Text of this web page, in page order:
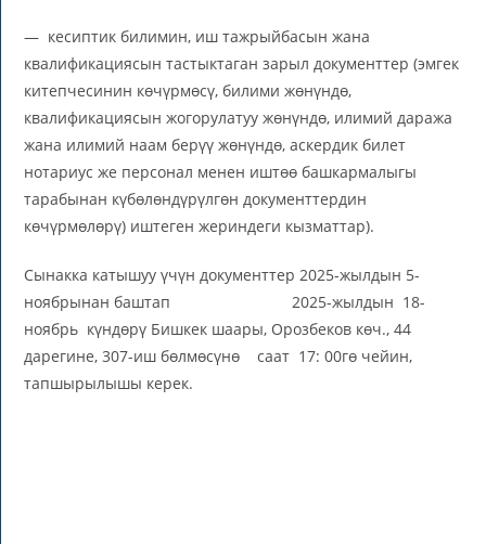
— кесиптик билимин, иш тажрыйбасын жана
квалификациясын тастыктаган зарыл документтер (эмгек
китепчесинин көчүрмөсү, билими жөнүндө,
квалификациясын жогорулатуу жөнүндө, илимий даража
жана илимий наам берүү жөнүндө, аскердик билет
нотариус же персонал менен иштөө башкармалыгы
тарабынан күбөлөндүрүлгөн документтердин
көчүрмөлөрү) иштеген жериндеги кызматтар).
Сынакка катышуу үчүн документтер 2025-жылдын 5-
ноябрынан баштап 2025-жылдын 18-
ноябрь күндөрү Бишкек шаары, Орозбеков көч., 44
дарегине, 307-иш бөлмөсүнө саат 17: 00гө чейин,
тапшырылышы керек.